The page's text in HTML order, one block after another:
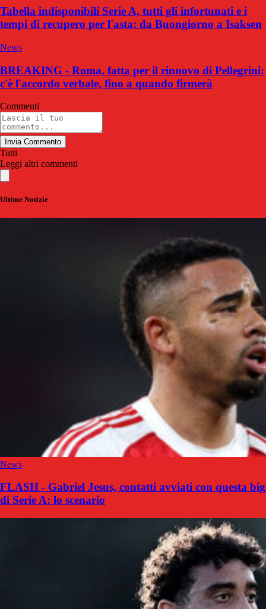
Tabella indisponibili Serie A, tutti gli infortunati e i
tempi di recupero per l'asta: da Buongiorno a Isaksen
News
BREAKING - Roma, fatta per il rinnovo di Pellegrini:
c'è l'accordo verbale, fino a quando firmerà
Commenti
Invia Commento
Tutti
Leggi altri commenti
Ultime Notizie
News
FLASH - Gabriel Jesus, contatti avviati con questa big
di Serie A: lo scenario